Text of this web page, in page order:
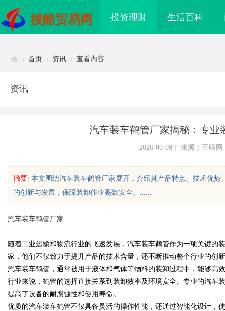
搜酷贸易网 投资理财 生活百科
uz
首页 资讯 查看内容
资讯
汽车装车鹤管厂家揭秘：专业
2026-06-09 来源：互联网
摘要: 本文围绕汽车装车鹤管厂家展开，介绍其产品特点、技术优
的创新与发展，保障装卸作业高效安全。......
汽车装车鹤管厂家
随着工业运输和物流行业的飞速发展，汽车装车鹤管作为一项关键的
家，他们不仅致力于提升产品的技术含量，还不断推动整个行业的创
汽车装车鹤管，通常被用于液体和气体等物料的装卸过程中，能够高
行业来说，鹤管的选择直接关系到装卸效率及环境安全。专业的汽车
提高了设备的耐腐蚀性和使用寿命。
优质的汽车装车鹤管不仅具备灵活的操作性能，还通过智能化设计，
配眼镜
母婴纸巾”到底怎么选？